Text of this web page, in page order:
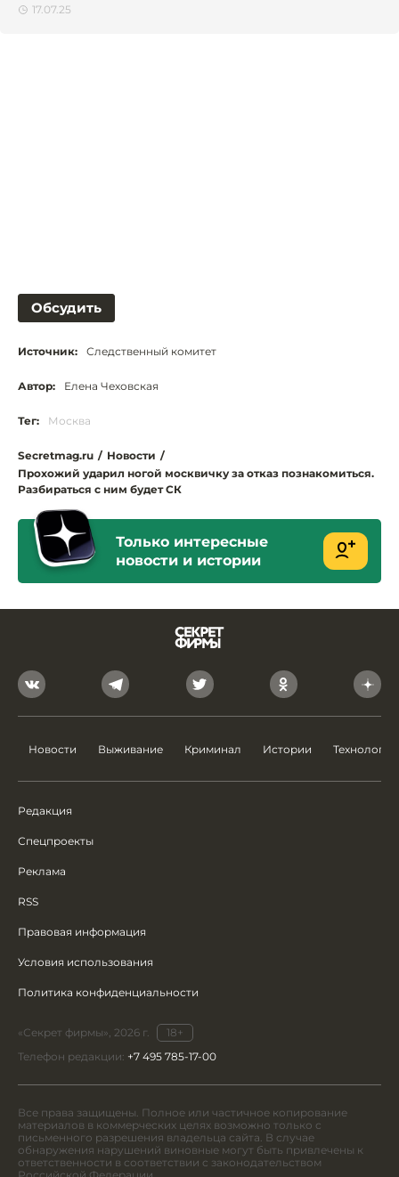
17.07.25
Обсудить
Источник: Следственный комитет
Автор: Елена Чеховская
Тег: Москва
Secretmag.ru / Новости /
Прохожий ударил ногой москвичку за отказ познакомиться.
Разбираться с ним будет СК
Только интересные
новости и истории
Новости Выживание Криминал Истории Технологии
Редакция
Спецпроекты
Реклама
RSS
Правовая информация
Условия использования
Политика конфиденциальности
«Секрет фирмы», 2026 г.
18+
Телефон редакции: +7 495 785-17-00
Все права защищены. Полное или частичное копирование
материалов в коммерческих целях возможно только с
письменного разрешения владельца сайта. В случае
обнаружения нарушений виновные могут быть привлечены к
ответственности в соответствии с законодательством